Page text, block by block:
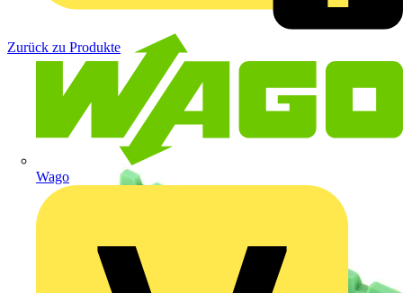
Wago
Zurück zu Produkte